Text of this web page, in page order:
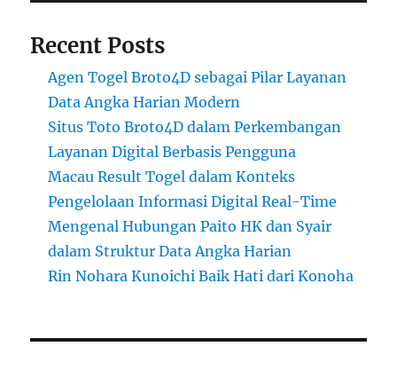
Recent Posts
Agen Togel Broto4D sebagai Pilar Layanan
Data Angka Harian Modern
Situs Toto Broto4D dalam Perkembangan
Layanan Digital Berbasis Pengguna
Macau Result Togel dalam Konteks
Pengelolaan Informasi Digital Real-Time
Mengenal Hubungan Paito HK dan Syair
dalam Struktur Data Angka Harian
Rin Nohara Kunoichi Baik Hati dari Konoha